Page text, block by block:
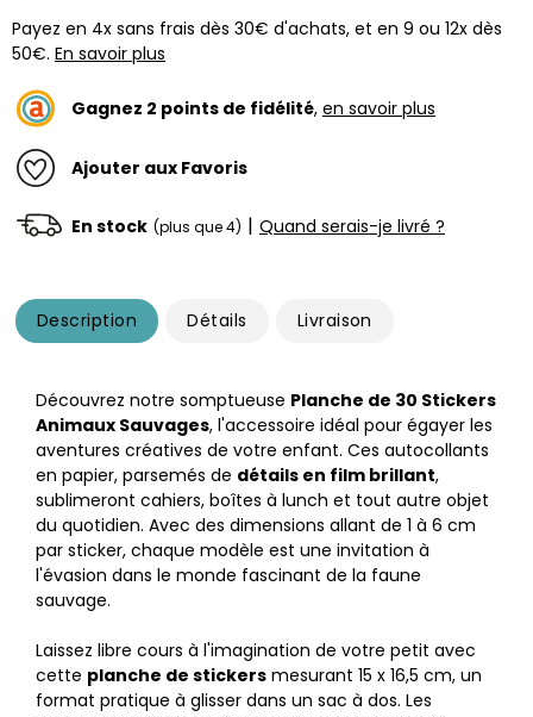
Payez en 4x sans frais dès 30€ d'achats, et en 9 ou 12x dès
50€. En savoir plus
Gagnez 2 points de fidélité, en savoir plus
Ajouter aux Favoris
En stock (plus que 4) | Quand serais-je livré ?
Description Détails Livraison
Découvrez notre somptueuse Planche de 30 Stickers
Animaux Sauvages, l'accessoire idéal pour égayer les
aventures créatives de votre enfant. Ces autocollants
en papier, parsemés de détails en film brillant,
sublimeront cahiers, boîtes à lunch et tout autre objet
du quotidien. Avec des dimensions allant de 1 à 6 cm
par sticker, chaque modèle est une invitation à
l'évasion dans le monde fascinant de la faune
sauvage.
Laissez libre cours à l'imagination de votre petit avec
cette planche de stickers mesurant 15 x 16,5 cm, un
format pratique à glisser dans un sac à dos. Les